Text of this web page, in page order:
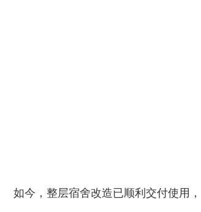
如今，整层宿舍改造已顺利交付使用